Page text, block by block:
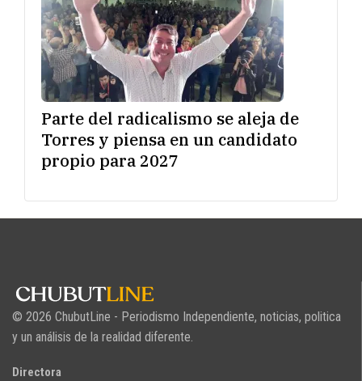
Parte del radicalismo se aleja de
Torres y piensa en un candidato
propio para 2027
© 2026 ChubutLine - Periodismo Independiente, noticias, politica
y un análisis de la realidad diferente.
Directora